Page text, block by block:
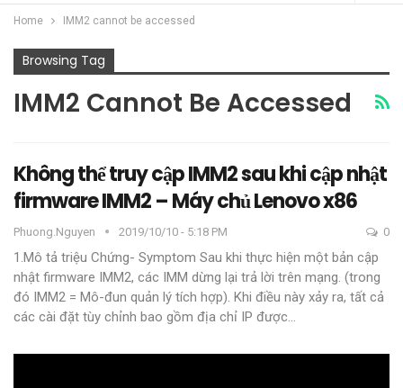
Home IMM2 cannot be accessed
Browsing Tag
IMM2 Cannot Be Accessed
Không thể truy cập IMM2 sau khi cập nhật
firmware IMM2 – Máy chủ Lenovo x86
Phuong.nguyen 2019/10/10 - 5:18 PM 0
1.Mô tả triệu Chứng- Symptom Sau khi thực hiện một bản cập
nhật firmware IMM2, các IMM dừng lại trả lời trên mạng. (trong
đó IMM2 = Mô-đun quản lý tích hợp). Khi điều này xảy ra, tất cả
các cài đặt tùy chỉnh bao gồm địa chỉ IP được…